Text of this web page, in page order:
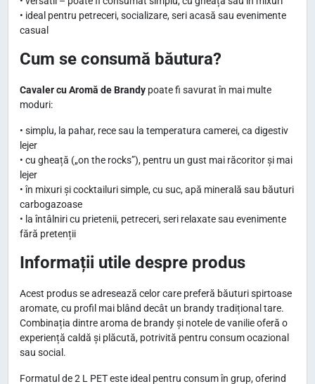
• ideal pentru petreceri, socializare, seri acasă sau evenimente
casual
Cum se consumă băutura?
Cavaler cu Aromă de Brandy poate fi savurat în mai multe
moduri:
• simplu, la pahar, rece sau la temperatura camerei, ca digestiv
lejer
• cu gheață („on the rocks”), pentru un gust mai răcoritor și mai
lejer
• în mixuri și cocktailuri simple, cu suc, apă minerală sau băuturi
carbogazoase
• la întâlniri cu prietenii, petreceri, seri relaxate sau evenimente
fără pretenții
Informații utile despre produs
Acest produs se adresează celor care preferă băuturi spirtoase
aromate, cu profil mai blând decât un brandy tradițional tare.
Combinația dintre aroma de brandy și notele de vanilie oferă o
experiență caldă și plăcută, potrivită pentru consum ocazional
sau social.
Formatul de 2 L PET este ideal pentru consum în grup, oferind